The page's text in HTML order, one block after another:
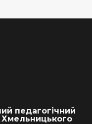
педагогічний
Хмельницького